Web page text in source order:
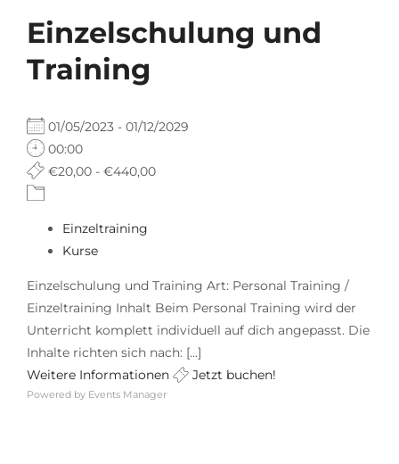
Einzelschulung und
Training
01/05/2023 - 01/12/2029
00:00
€20,00 - €440,00
Einzeltraining
Kurse
Einzelschulung und Training Art: Personal Training /
Einzeltraining Inhalt Beim Personal Training wird der
Unterricht komplett individuell auf dich angepasst. Die
Inhalte richten sich nach: [...]
Weitere Informationen
Jetzt buchen!
Powered by Events Manager